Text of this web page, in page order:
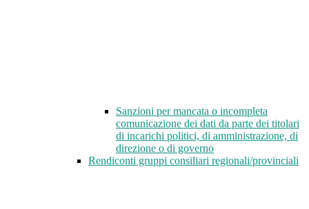
Sanzioni per mancata o incompleta
comunicazione dei dati da parte dei titolari
di incarichi politici, di amministrazione, di
direzione o di governo
Rendiconti gruppi consiliari regionali/provinciali